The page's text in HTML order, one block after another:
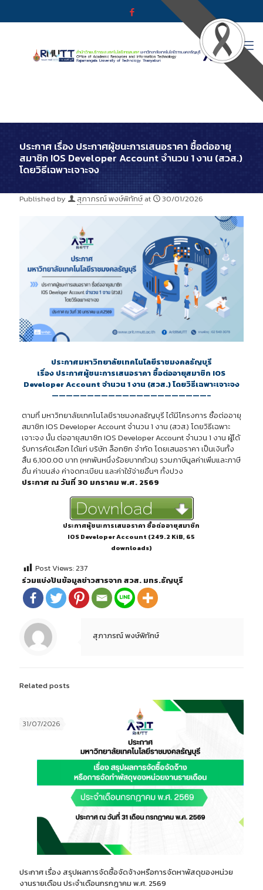
ประกาศ เรื่อง ประกาศผู้ชนะการเสนอราคา ซื้อต่ออายุ
สมาชิก IOS Developer Account จำนวน 1 งาน (สวส.)
โดยวิธีเฉพาะเจาะจง
Published by สุภาภรณ์ พงษ์พิทักษ์ at 30/01/2026
ประกาศมหาวิทยาลัยเทคโนโลยีราชมงคลธัญบุรี
เรื่อง ประกาศผู้ชนะการเสนอราคา ซื้อต่ออายุสมาชิก IOS
Developer Account จำนวน 1 งาน (สวส.) โดยวิธีเฉพาะเจาะจง
——————————————————————–
ตามที่ มหาวิทยาลัยเทคโนโลยีราชมงคลธัญบุรี ได้มีโครงการ ซื้อต่ออายุ
สมาชิก IOS Developer Account จำนวน 1 งาน (สวส.) โดยวิธีเฉพาะ
เจาะจง นั้น ต่ออายุสมาชิก IOS Developer Account จำนวน 1 งาน ผู้ได้
รับการคัดเลือก ได้แก่ บริษัท ล็อกซิก จำกัด โดยเสนอราคา เป็นเงินทั้ง
สิ้น 6,100.00 บาท (หกพันหนึ่งร้อยบาทถ้วน) รวมภาษีมูลค่าเพิ่มและภาษี
อื่น ค่าขนส่ง ค่าจดทะเบียน และค่าใช้จ่ายอื่นๆ ทั้งปวง
ประกาศ ณ วันที่ 30 มกราคม พ.ศ. 2569
ประกาศผู้ชนะการเสนอราคา ซื้อต่ออายุสมาชิก
IOS Developer Account (249.2 KiB, 65
downloads)
Post Views:237
ร่วมแบ่งปันข้อมูลข่าวสารจาก สวส. มทร.ธัญบุรี
สุภาภรณ์ พงษ์พิทักษ์
Related posts
31/07/2026
ประกาศ เรื่อง สรุปผลการจัดซื้อจัดจ้างหรือการจัดหาพัสดุของหน่วย
งานรายเดือน ประจำเดือนกรกฎาคม พ.ศ. 2569